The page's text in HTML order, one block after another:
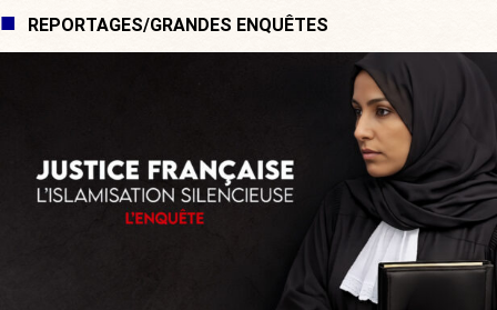
REPORTAGES/GRANDES ENQUÊTES